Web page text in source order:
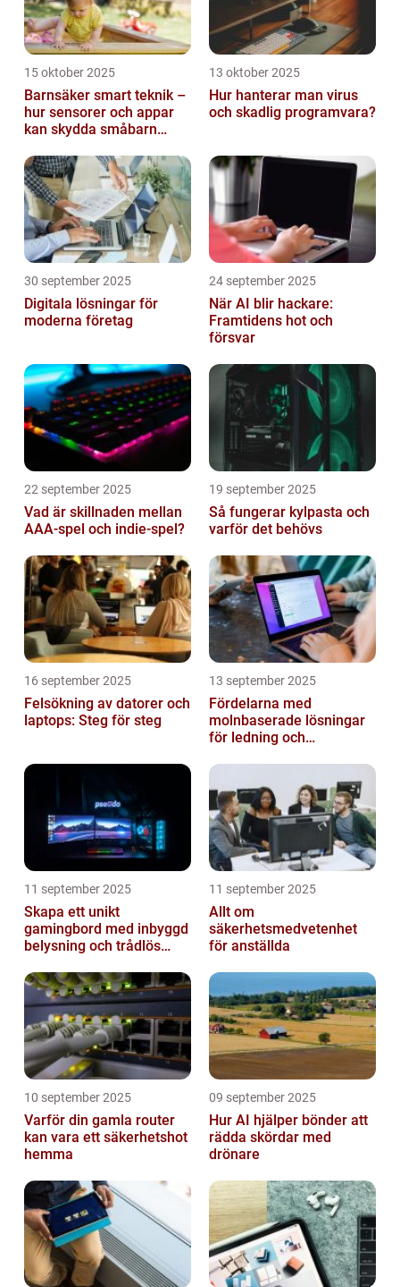
15 oktober 2025
Barnsäker smart teknik –
hur sensorer och appar
kan skydda småbarn
13 oktober 2025
Hur hanterar man virus
och skadlig programvara?
30 september 2025
Digitala lösningar för
moderna företag
24 september 2025
När AI blir hackare:
Framtidens hot och
försvar
22 september 2025
Vad är skillnaden mellan
AAA-spel och indie-spel?
19 september 2025
Så fungerar kylpasta och
varför det behövs
16 september 2025
Felsökning av datorer och
laptops: Steg för steg
13 september 2025
Fördelarna med
molnbaserade lösningar
för ledning och
11 september 2025
Skapa ett unikt
gamingbord med inbyggd
belysning och trådlös
11 september 2025
Allt om
säkerhetsmedvetenhet
för anställda
10 september 2025
Varför din gamla router
kan vara ett säkerhetshot
hemma
09 september 2025
Hur AI hjälper bönder att
rädda skördar med
drönare